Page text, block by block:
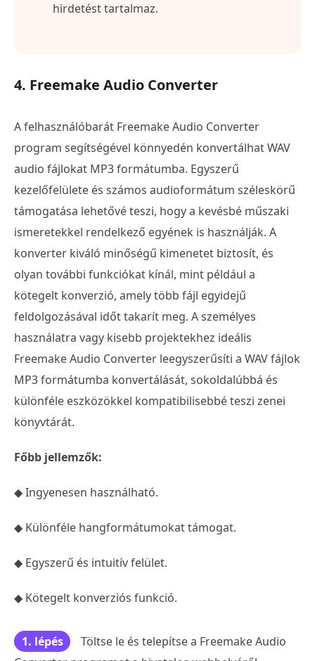
hirdetést tartalmaz.
4. Freemake Audio Converter
A felhasználóbarát Freemake Audio Converter
program segítségével könnyedén konvertálhat WAV
audio fájlokat MP3 formátumba. Egyszerű
kezelőfelülete és számos audioformátum széleskörű
támogatása lehetővé teszi, hogy a kevésbé műszaki
ismeretekkel rendelkező egyének is használják. A
konverter kiváló minőségű kimenetet biztosít, és
olyan további funkciókat kínál, mint például a
kötegelt konverzió, amely több fájl egyidejű
feldolgozásával időt takarít meg. A személyes
használatra vagy kisebb projektekhez ideális
Freemake Audio Converter leegyszerűsíti a WAV fájlok
MP3 formátumba konvertálását, sokoldalúbbá és
különféle eszközökkel kompatibilisebbé teszi zenei
könyvtárát.
Főbb jellemzők:
◆ Ingyenesen használható.
◆ Különféle hangformátumokat támogat.
◆ Egyszerű és intuitív felület.
◆ Kötegelt konverziós funkció.
1. lépés
Töltse le és telepítse a Freemake Audio